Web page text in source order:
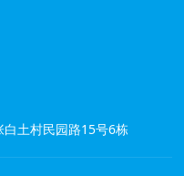
土村民园路15号6栋